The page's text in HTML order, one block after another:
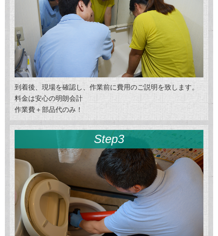
到着後、現場を確認し、作業前に費用のご説明を致します。
料金は安心の明朗会計
作業費＋部品代のみ！
Step3